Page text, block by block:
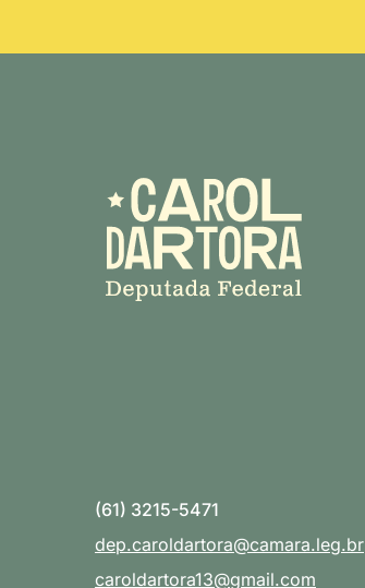
(61) 3215-5471
dep.caroldartora@camara.leg.br
caroldartora13@gmail.com